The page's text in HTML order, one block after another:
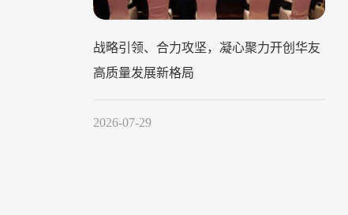
战略引领、合力攻坚，凝心聚力开创华友
高质量发展新格局
2026-07-29